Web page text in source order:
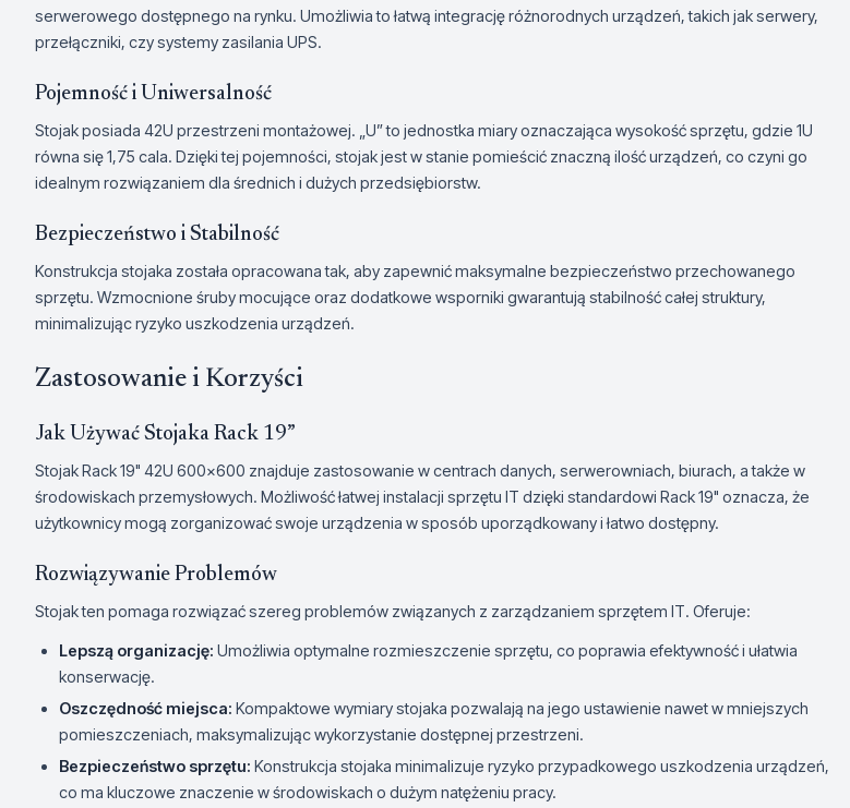
serwerowego dostępnego na rynku. Umożliwia to łatwą integrację różnorodnych urządzeń, takich jak serwery,
przełączniki, czy systemy zasilania UPS.
Pojemność i Uniwersalność
Stojak posiada 42U przestrzeni montażowej. „U” to jednostka miary oznaczająca wysokość sprzętu, gdzie 1U
równa się 1,75 cala. Dzięki tej pojemności, stojak jest w stanie pomieścić znaczną ilość urządzeń, co czyni go
idealnym rozwiązaniem dla średnich i dużych przedsiębiorstw.
Bezpieczeństwo i Stabilność
Konstrukcja stojaka została opracowana tak, aby zapewnić maksymalne bezpieczeństwo przechowanego
sprzętu. Wzmocnione śruby mocujące oraz dodatkowe wsporniki gwarantują stabilność całej struktury,
minimalizując ryzyko uszkodzenia urządzeń.
Zastosowanie i Korzyści
Jak Używać Stojaka Rack 19”
Stojak Rack 19" 42U 600x600 znajduje zastosowanie w centrach danych, serwerowniach, biurach, a także w
środowiskach przemysłowych. Możliwość łatwej instalacji sprzętu IT dzięki standardowi Rack 19" oznacza, że
użytkownicy mogą zorganizować swoje urządzenia w sposób uporządkowany i łatwo dostępny.
Rozwiązywanie Problemów
Stojak ten pomaga rozwiązać szereg problemów związanych z zarządzaniem sprzętem IT. Oferuje:
Lepszą organizację: Umożliwia optymalne rozmieszczenie sprzętu, co poprawia efektywność i ułatwia
konserwację.
Oszczędność miejsca: Kompaktowe wymiary stojaka pozwalają na jego ustawienie nawet w mniejszych
pomieszczeniach, maksymalizując wykorzystanie dostępnej przestrzeni.
Bezpieczeństwo sprzętu: Konstrukcja stojaka minimalizuje ryzyko przypadkowego uszkodzenia urządzeń,
co ma kluczowe znaczenie w środowiskach o dużym natężeniu pracy.